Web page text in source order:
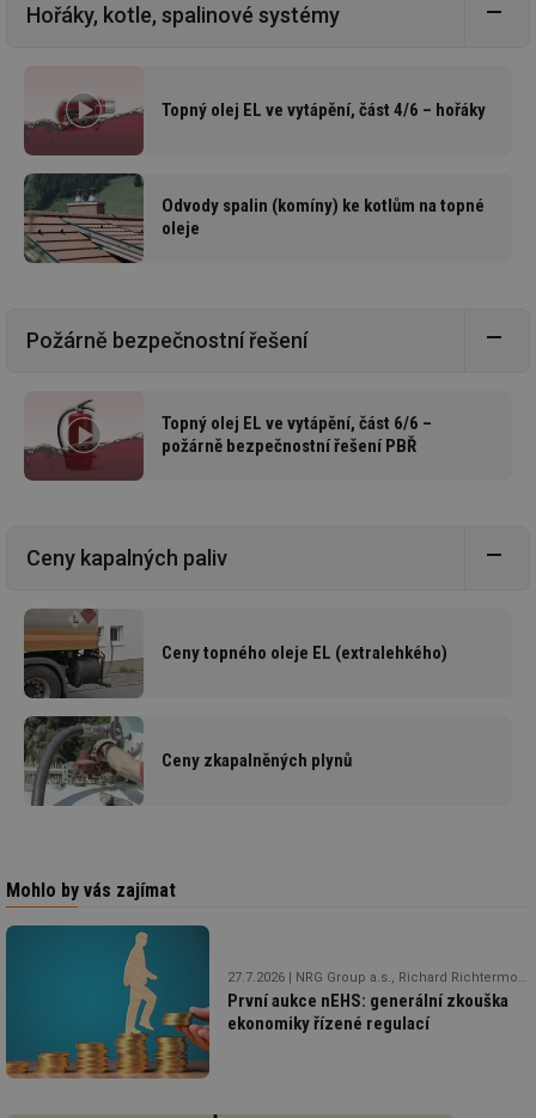
Hořáky, kotle, spalinové systémy
Topný olej EL ve vytápění, část 4/6 – hořáky
Odvody spalin (komíny) ke kotlům na topné
oleje
Požárně bezpečnostní řešení
Topný olej EL ve vytápění, část 6/6 –
požárně bezpečnostní řešení PBŘ
Ceny kapalných paliv
Ceny topného oleje EL (extralehkého)
Ceny zkapalněných plynů
Mohlo by vás zajímat
27.7.2026 NRG Group a.s., Richard Richtermoc, předseda představenstva skupiny NRG
První aukce nEHS: generální zkouška
ekonomiky řízené regulací